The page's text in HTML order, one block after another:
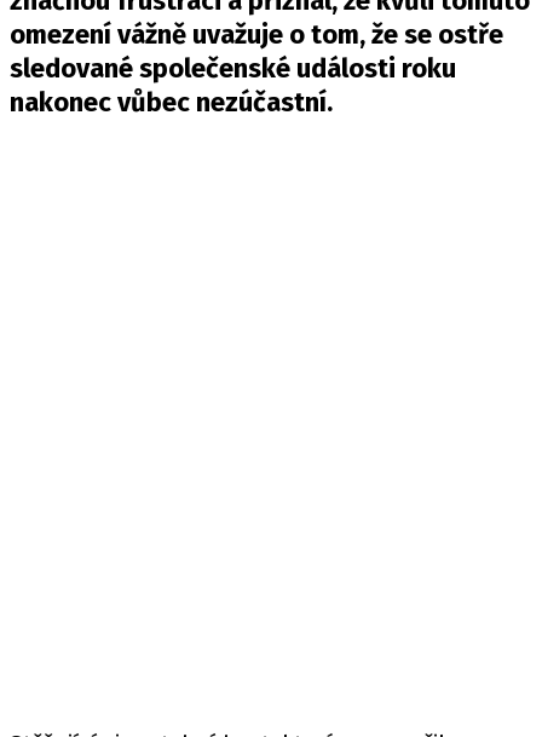
omezení vážně uvažuje o tom, že se ostře
sledované společenské události roku
nakonec vůbec nezúčastní.